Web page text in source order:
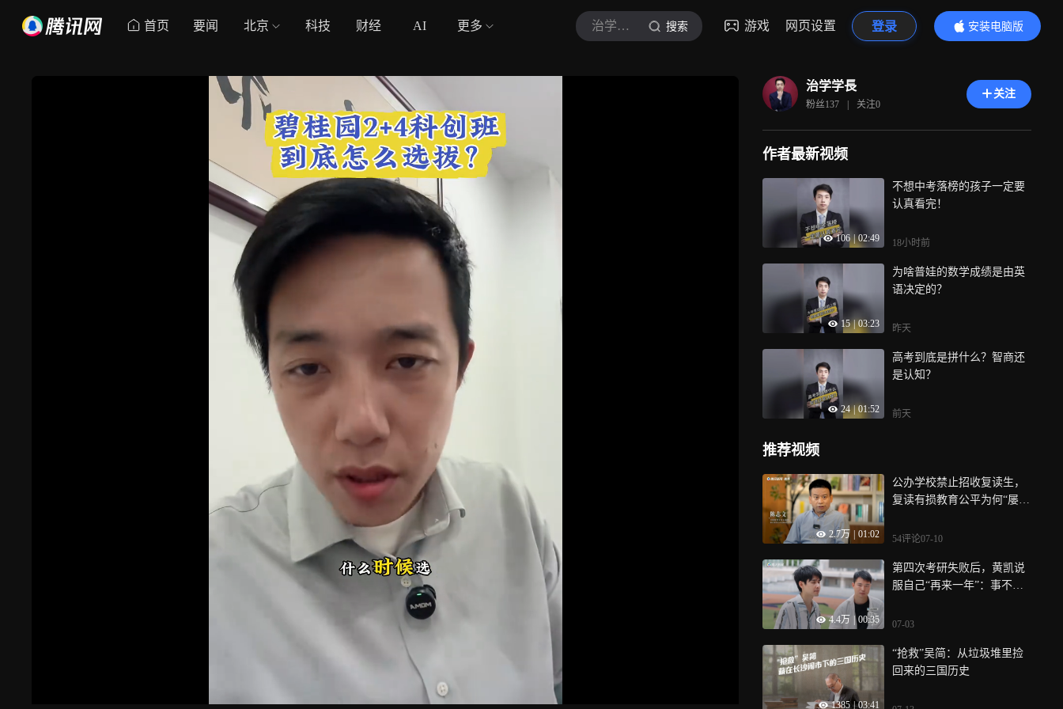
首页 要闻 北京 科技 财经 AI 更多 治学学長 搜索 游戏 网页设置 登录
安装电脑版
内容更精彩
治学学長
粉丝137 | 关注0
关注
作者最新视频
106 | 02:49
不想中考落榜的孩子一定要
认真看完！
18小时前
15 | 03:23
为啥普娃的数学成绩是由英
语决定的？
昨天
24 | 01:52
高考到底是拼什么？智商还
是认知？
前天
推荐视频
2.7万 01:02
公办学校禁止招收复读生，
复读有损教育公平为何“屡禁
54评论07-10
4.4万 00:35
第四次考研失败后，黄凯说
服自己“再来一年”：事不过
07-03
1385 | 03:41
“抢救”吴简：从垃圾堆里捡
回来的三国历史